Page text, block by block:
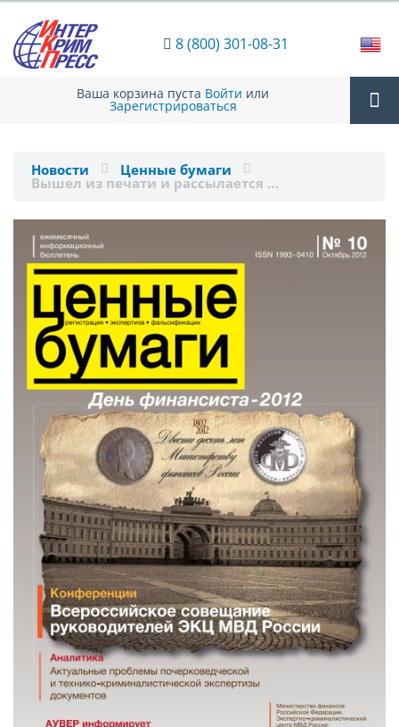
8 (800) 301-08-31
Ваша корзина пуста Войти или
Зарегистрироваться
Новости Ценные бумаги
Вышел из печати и рассылается …